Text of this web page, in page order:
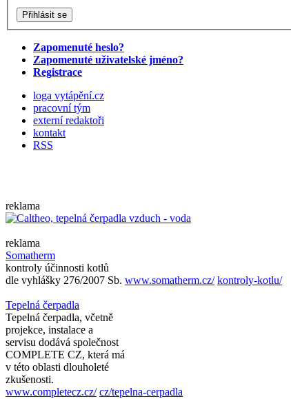
Zapomenuté heslo?
Zapomenuté uživatelské jméno?
Registrace
loga vytápění.cz
pracovní tým
externí redaktoři
kontakt
RSS
reklama
reklama
Somatherm
kontroly účinnosti kotlů
dle vyhlášky 276/2007 Sb. www.somatherm.cz/ kontroly-kotlu/
Tepelná čerpadla
Tepelná čerpadla, včetně
projekce, instalace a
servisu dodává společnost
COMPLETE CZ, která má
v této oblasti dlouholeté
zkušenosti.
www.completecz.cz/ cz/tepelna-cerpadla